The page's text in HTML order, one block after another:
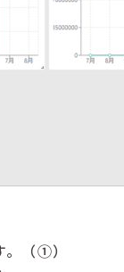
（①）